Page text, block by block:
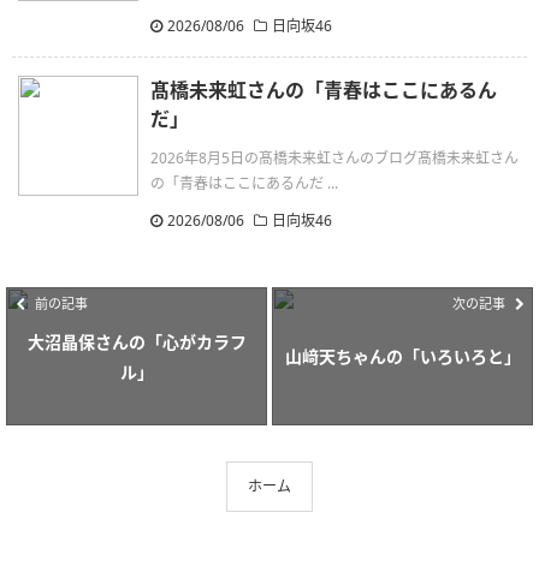
2026/08/06
日向坂46
髙橋未来虹さんの「青春はここにあるん
だ」
2026年8月5日の髙橋未来虹さんのブログ髙橋未来虹さん
の「青春はここにあるんだ ...
2026/08/06
日向坂46
前の記事
大沼晶保さんの「心がカラフ
ル」
次の記事
山﨑天ちゃんの「いろいろと」
ホーム